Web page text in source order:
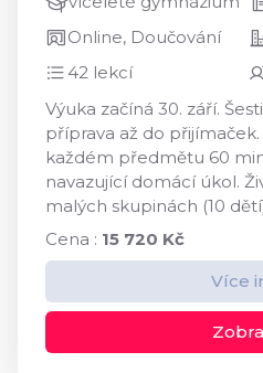
Online, Doučování
42 lekcí
Výuka začíná 30. září.
příprava až do
každém předmětu 60
navazující domácí úkol.
malých skupinách (10
Cena : 15 720 Kč
Více